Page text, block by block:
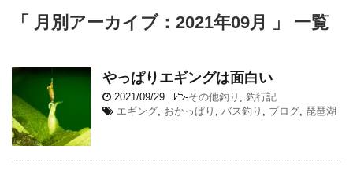
「 月別アーカイブ：2021年09月 」 一覧
やっぱりエギングは面白い
2021/09/29 -その他釣り
釣行記
エギング おかっぱり バス釣り ブログ 琵琶湖